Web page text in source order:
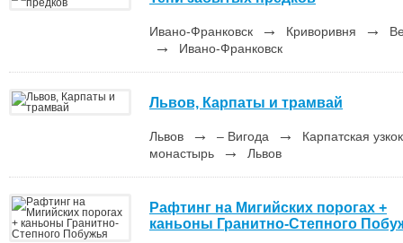
Ивано-Франковск → Криворивня →
→ Ивано-Франковск
Львов, Карпаты и трамвай
Львов → – Вигода →
Карпатская
монастырь
→ Львов
Рафтинг на Мигийских порогах +
каньоны Гранитно-Степного